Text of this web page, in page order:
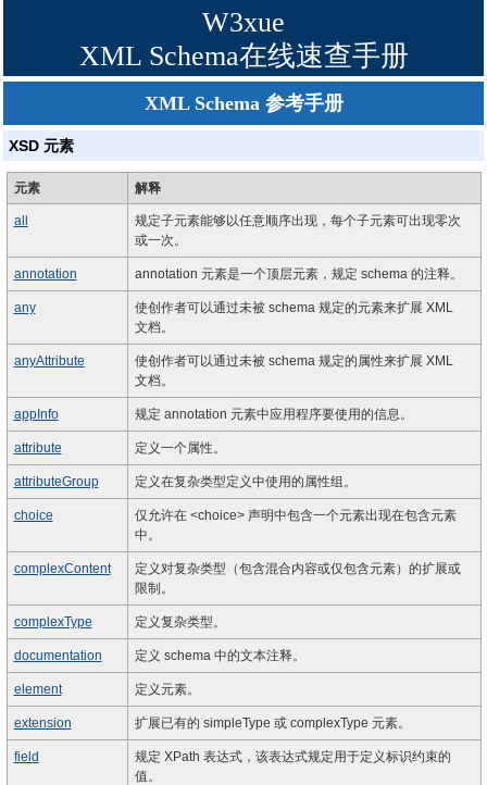
W3xue
XML Schema在线速查手册
XML Schema 参考手册
XSD 元素
元素 解释
all
规定子元素能够以任意顺序出现，每个子元素可出现零次
或一次。
annotation annotation 元素是一个顶层元素，规定 schema 的注释。
any
使创作者可以通过未被 schema 规定的元素来扩展 XML
文档。
anyAttribute
使创作者可以通过未被 schema 规定的属性来扩展 XML
文档。
appInfo 规定 annotation 元素中应用程序要使用的信息。
attribute 定义一个属性。
attributeGroup 定义在复杂类型定义中使用的属性组。
choice
仅允许在 <choice> 声明中包含一个元素出现在包含元素
中。
complexContent
定义对复杂类型（包含混合内容或仅包含元素）的扩展或
限制。
complexType 定义复杂类型。
documentation 定义 schema 中的文本注释。
element 定义元素。
extension 扩展已有的 simpleType 或 complexType 元素。
field
规定 XPath 表达式，该表达式规定用于定义标识约束的
值。